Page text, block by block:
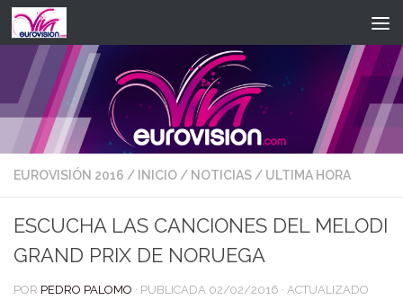
Saltar al contenido
EUROVISIÓN 2016 / INICIO/ NOTICIAS/ ULTIMA HORA
ESCUCHA LAS CANCIONES DEL MELODI
GRAND PRIX DE NORUEGA
POR PEDRO PALOMO · PUBLICADA 02/02/2016 · ACTUALIZADO